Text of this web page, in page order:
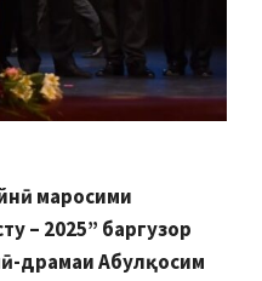
маросими
– 2025” баргузор
драмаи Абулқосим